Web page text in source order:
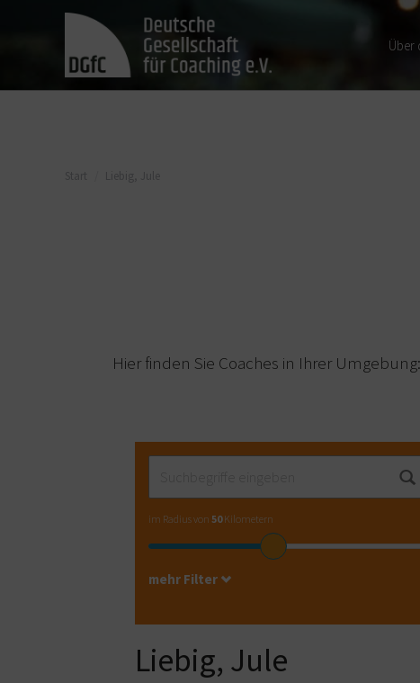
Über
Hier finden Sie Coaches in Ihrer Umgebung:
im Radius von 50Kilometern
mehr Filter
Liebig, Jule